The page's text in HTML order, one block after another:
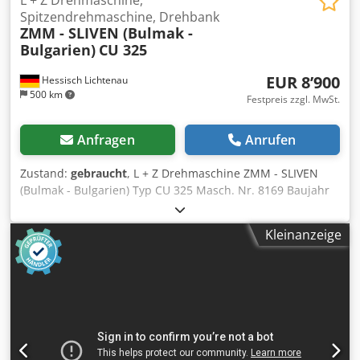
Hessisch Lichtenau
500 km
Spitzendrehmaschine, Drehbank
ZMM - SLIVEN (Bulmak -
Bulgarien) CU 325
EUR 8’900
Festpreis zzgl. MwSt.
Anfragen Anrufen
Zustand: gebraucht, L + Z Drehmaschine ZMM - SLIVEN
(Bulmak - Bulgarien) Typ CU 325 Masch. Nr. 8169 Baujahr
2002 Spitzenweite 1000 mm Drehdurchmesser über Bett
320 mm Spitzenhöhe über Bett 160 mm Drehdurchmesser
über Support 190 mm Spitzenhöhe über Support 95 mm
Spindelbohrung 32 mm Spindeldrehzahl (Rechtslauf) 85 -
2000 U/min. 12 Stufen Dsdsvt U Tmepfx Ahksck
kW Netzanschluß 400 Volt, 50 Hz - 3-Achsen Digtalanzeige
Kleinanzeige